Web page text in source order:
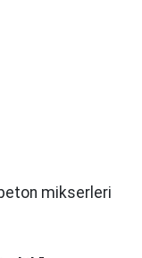
beton mikserleri